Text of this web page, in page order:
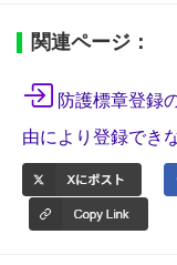
関連ページ：
防護標章登録
由により登録でき